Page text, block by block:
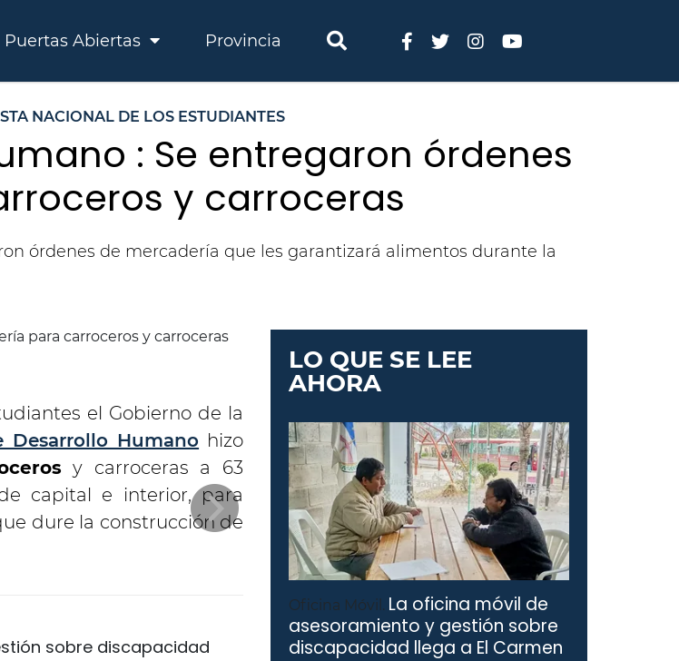
Puertas Abiertas Provincia
NACIONAL DE LOS ESTUDIANTES
: Se entregaron órdenes
y carroceras
órdenes de mercadería que les garantizará alimentos durante la
el Gobierno de la
Desarrollo Humano hizo
y carroceras a 63
capital e interior, para
dure la construcción de
sobre discapacidad
LO QUE SE LEE
AHORA
Oficina Móvil. La oficina móvil de
asesoramiento y gestión sobre
discapacidad llega a El Carmen